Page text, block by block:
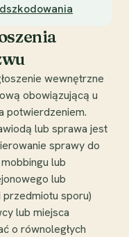
wewnętrzne
obowiązującą u
potwierdzeniem.
lub sprawa jest
sprawy do
lub
lub
sporu)
lub miejsca
o równoległych